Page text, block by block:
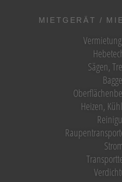
MIETGERÄT /
Sägen,
Heizen,
Strom